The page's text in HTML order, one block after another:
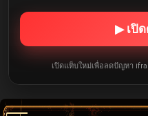
▶ เปิ
เปิดแท็บใหม่เพื่อลดปัญหา